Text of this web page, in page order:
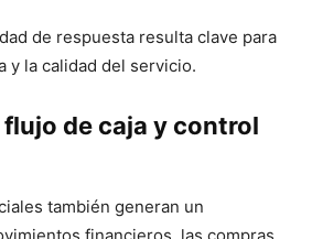
de respuesta resulta clave para
y la calidad del servicio.
de caja y control
también generan un
financieros, las compras